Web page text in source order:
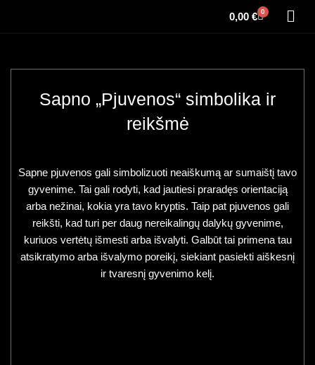
0,00 € 0
Sapno „Pjuvenos“ simbolika ir
reikšmė
Sapne pjuvenos gali simbolizuoti neaiškumą ar sumaištį tavo
gyvenime. Tai gali rodyti, kad jautiesi praradęs orientaciją
arba nežinai, kokia yra tavo kryptis. Taip pat pjuvenos gali
reikšti, kad turi per daug nereikalingų dalykų gyvenime,
kuriuos vertėtų išmesti arba išvalyti. Galbūt tai primena tau
atsikratymo arba išvalymo poreikį, siekiant pasiekti aiškesnį
ir tvaresnį gyvenimo kelį.